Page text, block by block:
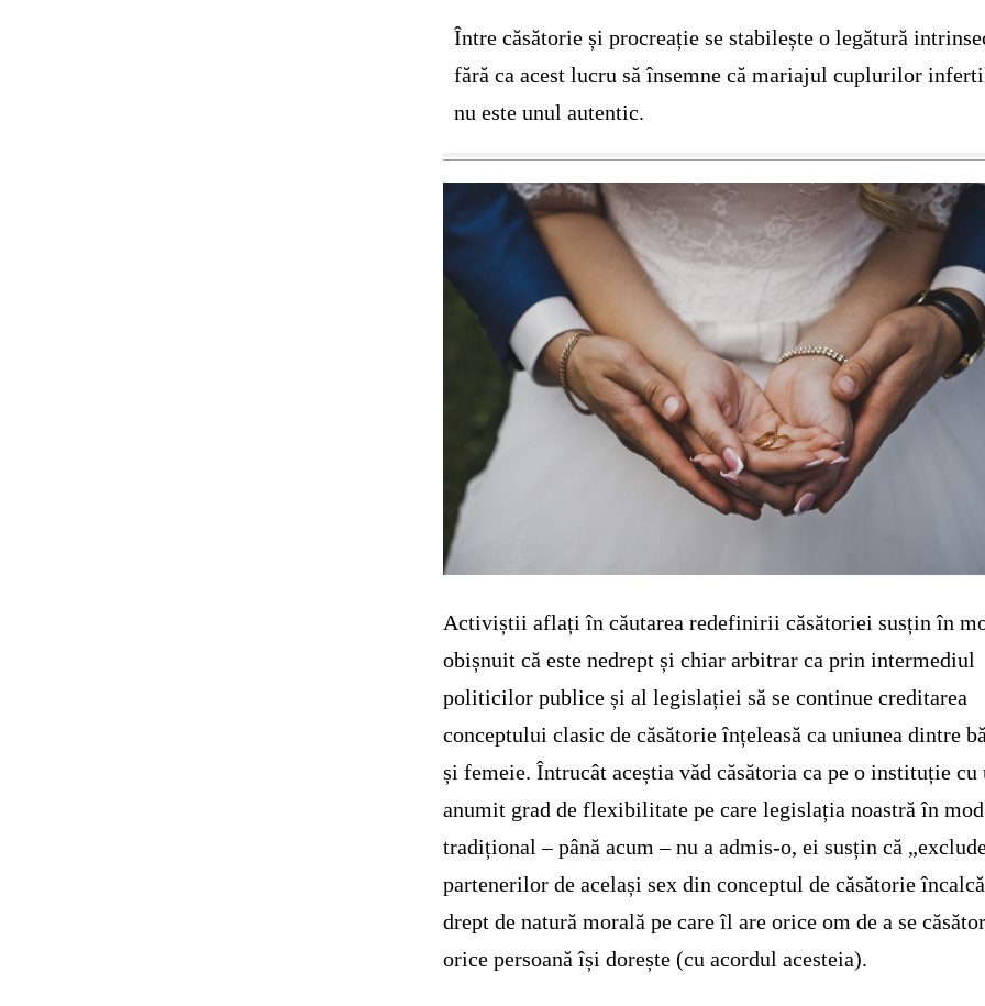
Între căsătorie și procreație se stabilește o legătură
fără ca acest lucru să însemne că mariajul cuplurilor
nu este unul autentic.
Activiștii aflați în căutarea redefinirii căsătoriei susțin în
obișnuit că este nedrept și chiar arbitrar ca prin intermediul
politicilor publice și al legislației să se continue creditarea
conceptului clasic de căsătorie înțeleasă ca uniunea dintre
și femeie. Întrucât aceștia văd căsătoria ca pe o instituție cu
anumit grad de flexibilitate pe care legislația noastră în mod
tradițional ‒ până acum ‒ nu a admis-o, ei susțin că
partenerilor de același sex din conceptul de căsătorie
drept de natură morală pe care îl are orice om de a se
orice persoană își dorește (cu acordul acesteia).